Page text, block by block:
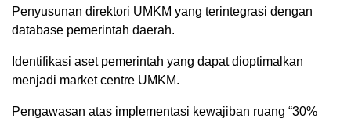
Penyusunan direktori UMKM yang terintegrasi dengan
database pemerintah daerah.
Identifikasi aset pemerintah yang dapat dioptimalkan
menjadi market centre UMKM.
Pengawasan atas implementasi kewajiban ruang “30%